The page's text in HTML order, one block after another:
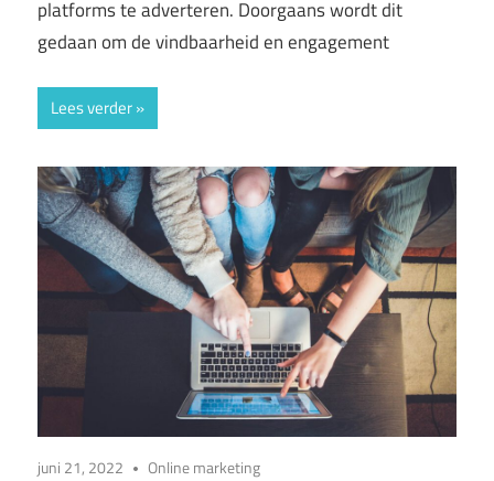
platforms te adverteren. Doorgaans wordt dit
gedaan om de vindbaarheid en engagement
Lees verder
juni 21, 2022 Online marketing